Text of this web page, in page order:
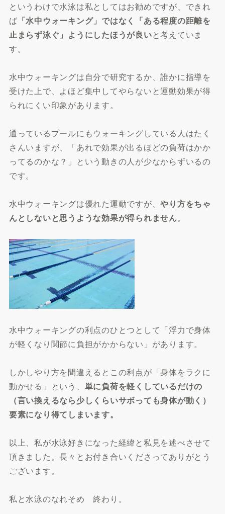
というわけで水泳は私としてはお勧めですが、できれ
ば 「水中ウォーキング」ではなく「ある程度の距離を
止まらず泳ぐ」ようにしたほうが良いと考えていま
す。
水中ウォーキングは自分で研究するか、誰かに指導を
受けた上で、よほど集中してやらないと運動効果が得
られにくい印象があります。
通っているプールにもウォーキングしている人はたく
さんいますが、「あれで効果が出るほどの負荷はかか
ってるのかな？」という動きの人が少なからずいるの
です。
水中ウォーキングは優れた運動ですが、やり方をちゃ
んとしないと思うような効果が得られません。
水中ウォーキングの利点のひとつとして「浮力で身体
が軽くなり関節に負担がかからない」があります。
しかしやり方を間違えるとこの利点が「身体をラクに
動かせる」という、 単に負荷を軽くしているだけの
（言い換えるなら少しくらいサボっても身体が動く）
要素になり得てしまいます。
以上、私が水泳好きになった経緯と私見を述べさせて
頂きました。長々とお付き合いくださってありがとう
ございます。
私と水泳のなれそめ 終わり。